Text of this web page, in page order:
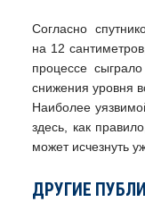
Согласно
на 12
процессе
снижения уровня
Наиболее
здесь, как
может исчезнуть
ДРУГИЕ